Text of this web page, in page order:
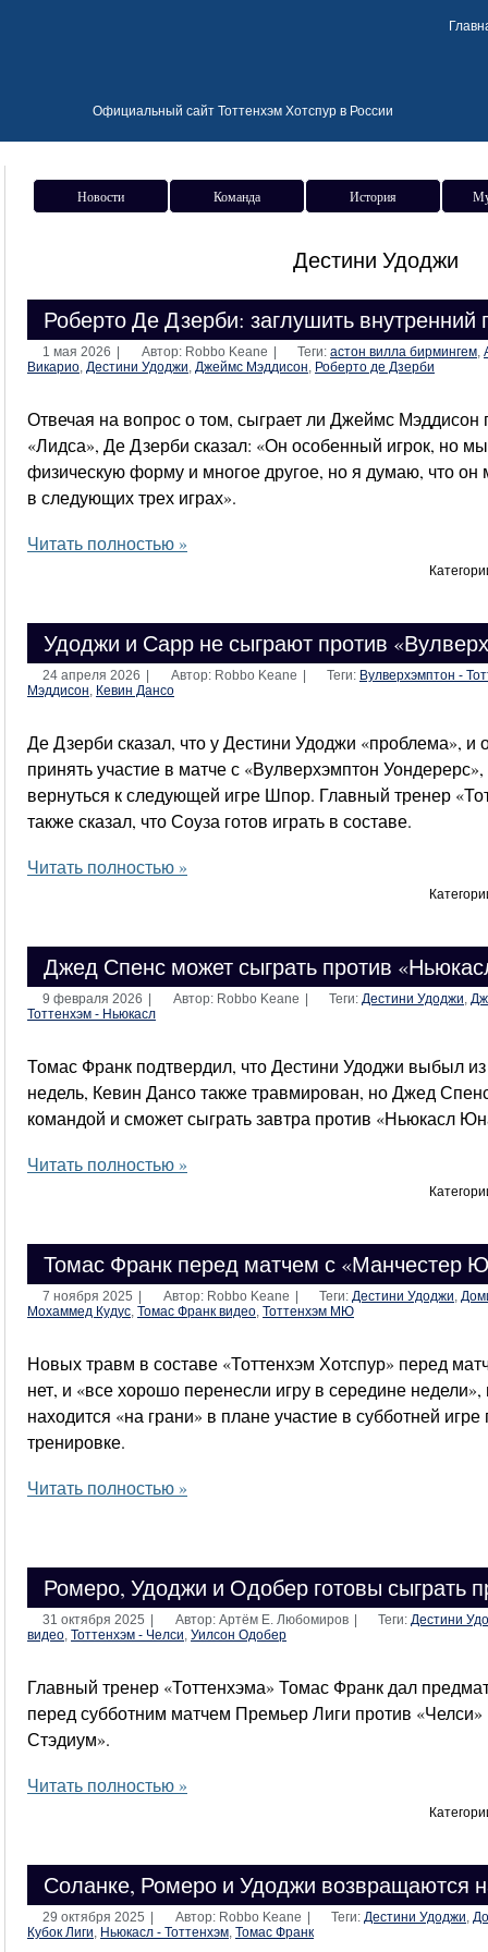
Официальный сайт Тоттенхэм Хотспур в России
Новости Команда История
Дестини Удоджи
Роберто Де Дзерби: заглушить внутренний
1 мая 2026 Автор: Robbo Keane Теги: астон вилла бирмингем,
Викарио, Дестини Удоджи, Джеймс Мэддисон, Роберто де Дзерби
Отвечая на вопрос о том, сыграет ли Джеймс
«Лидса», Де Дзерби сказал: «Он особенный игрок, но
физическую форму и многое другое, но я думаю, что он
в следующих трех играх».
Читать полностью »
Удоджи и Сарр не сыграют против
24 апреля 2026 Автор: Robbo Keane Теги: Вулверхэмптон -
Мэддисон, Кевин Дансо
Де Дзерби сказал, что у Дестини Удоджи «проблема», и
принять участие в матче с «Вулверхэмптон
вернуться к следующей игре Шпор. Главный тренер
также сказал, что Соуза готов играть в составе.
Читать полностью »
Джед Спенс может сыграть против
9 февраля 2026 Автор: Robbo Keane Теги: Дестини Удоджи,
Тоттенхэм - Ньюкасл
Томас Франк подтвердил, что Дестини Удоджи выбыл из
недель, Кевин Дансо также травмирован, но Джед
командой и сможет сыграть завтра против «Ньюкасл
Читать полностью »
Томас Франк перед матчем с «Манчестер
7 ноября 2025 Автор: Robbo Keane Теги: Дестини Удоджи,
Мохаммед Кудус, Томас Франк видео, Тоттенхэм МЮ
Новых травм в составе «Тоттенхэм Хотспур» перед
нет, и «все хорошо перенесли игру в середине
находится «на грани» в плане участие в субботней
тренировке.
Читать полностью »
Ромеро, Удоджи и Одобер готовы сыграть
31 октября 2025 Автор: Артём Е. Любомиров Теги: Дестини
видео, Тоттенхэм - Челси, Уилсон Одобер
Главный тренер «Тоттенхэма» Томас Франк дал
перед субботним матчем Премьер Лиги против «Челси»
Стэдиум».
Читать полностью »
Соланке, Ромеро и Удоджи возвращаются
29 октября 2025 Автор: Robbo Keane Теги: Дестини Удоджи,
Кубок Лиги, Ньюкасл - Тоттенхэм, Томас Франк